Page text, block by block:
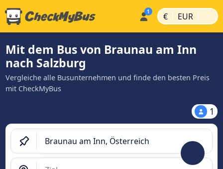
€ | EUR |
Mit dem Bus von Braunau am Inn
nach Salzburg
Vergleiche alle Busunternehmen und finde den besten Preis
mit CheckMyBus
1